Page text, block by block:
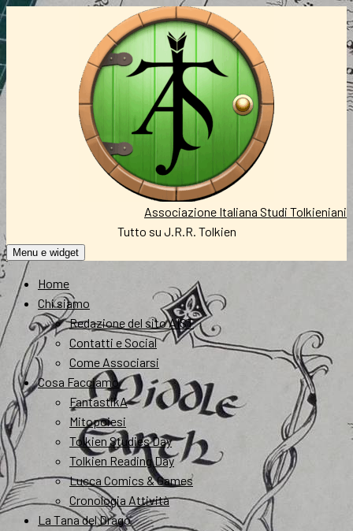
Vai
al
Associazione Italiana Studi Tolkieniani
Tutto su J.R.R. Tolkien
Menu e widget
Home
Chi siamo
Redazione del sito AIST
Contatti e Social
Come Associarsi
Cosa Facciamo
FantastikA
Mitopoiesi
Tolkien Studies Day
Tolkien Reading Day
Lucca Comics & Games
Cronologia Attività
La Tana del Drago